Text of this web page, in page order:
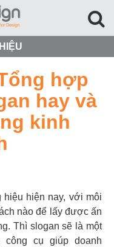
hợp
hay và
kinh
hiện nay, với môi
nào để lấy được ấn
Thì slogan sẽ là một
công cụ giúp doanh